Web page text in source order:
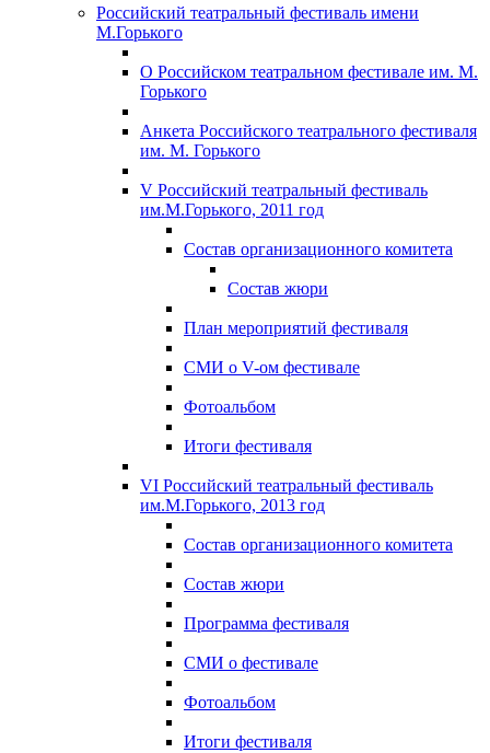
Российский театральный фестиваль имени
М.Горького
О Российском театральном фестивале им. М.
Горького
Анкета Российского театрального фестиваля
им. М. Горького
V Российский театральный фестиваль
им.М.Горького, 2011 год
Состав организационного комитета
Состав жюри
План мероприятий фестиваля
СМИ о V-ом фестивале
Фотоальбом
Итоги фестиваля
VI Российский театральный фестиваль
им.М.Горького, 2013 год
Состав организационного комитета
Состав жюри
Программа фестиваля
СМИ о фестивале
Фотоальбом
Итоги фестиваля